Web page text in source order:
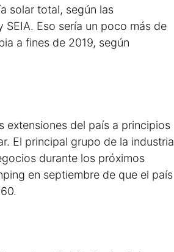
solar total, según las
Eso sería un poco más de
a fines de 2019, según
extensiones del país a principios
El principal grupo de la industria
durante los próximos
en septiembre de que el país